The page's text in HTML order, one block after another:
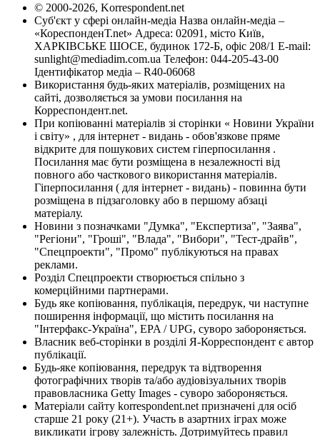
© 2000-2026, Korrespondent.net
Суб'єкт у сфері онлайн-медіа Назва онлайн-медіа –
«КореспонденТ.net» Адреса: 02091, місто Київ,
ХАРКІВСЬКЕ ШОСЕ, будинок 172-Б, офіс 208/1 E-mail:
sunlight@mediadim.com.ua Телефон: 044-205-43-00
Ідентифікатор медіа – R40-06068
Використання будь-яких матеріалів, розміщених на
сайті, дозволяється за умови посилання на
Корреспондент.net.
При копіюванні матеріалів зі сторінки « Новини України
і світу» , для інтернет - видань - обов'язкове пряме
відкрите для пошукових систем гіперпосилання .
Посилання має бути розміщена в незалежності від
повного або часткового використання матеріалів.
Гіперпосилання ( для інтернет - видань) - повинна бути
розміщена в підзаголовку або в першому абзаці
матеріалу.
Новини з позначками "Думка", "Експертиза", "Заява",
"Регіони", "Гроші", "Влада", "Вибори", "Тест-драйв",
"Спецпроекти", "Промо" публікуються на правах
реклами.
Розділ Спецпроекти створюється спільно з
комерційними партнерами.
Будь яке копіювання, публікація, передрук, чи наступне
поширення інформації, що містить посилання на
"Інтерфакс-Україна", EPA / UPG, суворо забороняється.
Власник веб-сторінки в розділі Я-Корреспондент є автор
публікації.
Будь-яке копіювання, передрук та відтворення
фотографічних творів та/або аудіовізуальних творів
правовласника Getty Images - суворо забороняється.
Матеріали сайту korrespondent.net призначені для осіб
старше 21 року (21+). Участь в азартних іграх може
викликати ігрову залежність. Дотримуйтесь правил